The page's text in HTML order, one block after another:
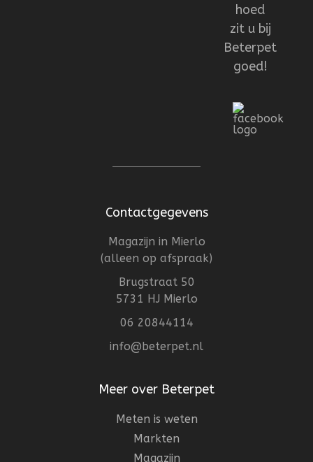
hoed
zit u bij
Beterpet
goed!
Contactgegevens
Magazijn in Mierlo
(alleen op afspraak)
Brugstraat 50
5731 HJ Mierlo
06 20844114
info@beterpet.nl
Meer over Beterpet
Meten is weten
Markten
Magazijn